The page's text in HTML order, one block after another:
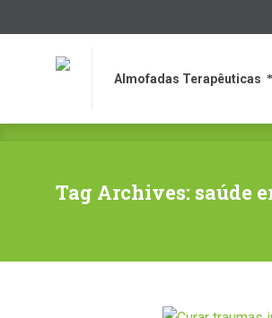
Almofadas Terapêuticas
Tag Archives: saúde